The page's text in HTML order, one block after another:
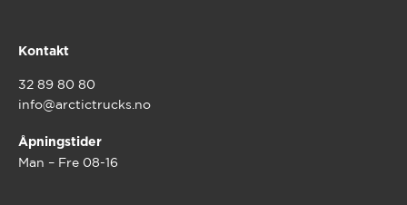
Kontakt
32 89 80 80
info@arctictrucks.no
Åpningstider
Man – Fre 08-16